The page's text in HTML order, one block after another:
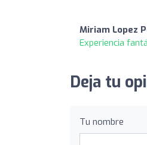
Miriam Lopez
Experiencia
Deja tu
Tu nombre